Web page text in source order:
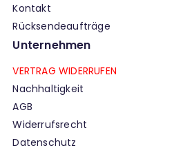
Kontakt
Rücksendeaufträge
Unternehmen
VERTRAG WIDERRUFEN
Nachhaltigkeit
AGB
Widerrufsrecht
Datenschutz